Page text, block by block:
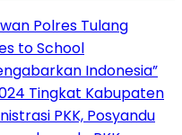
Polres Tulang
to School
Indonesia”
Tingkat Kabupaten
PKK, Posyandu